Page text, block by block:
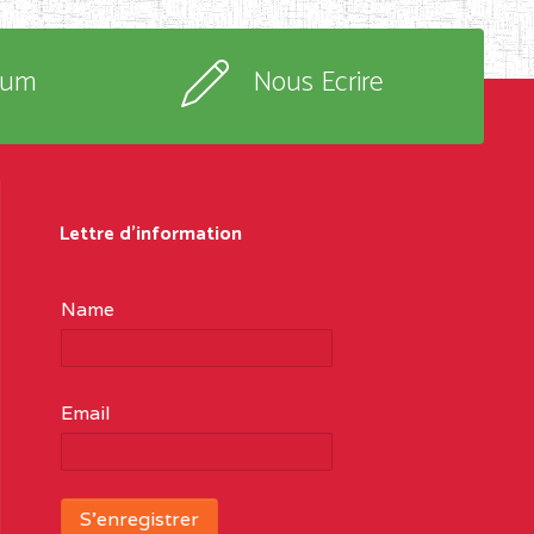
Nous Ecrire
Lettre d'information
Name
Email